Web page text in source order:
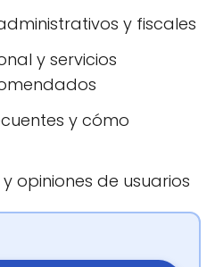
y fiscales
y servicios
y cómo
opiniones de usuarios